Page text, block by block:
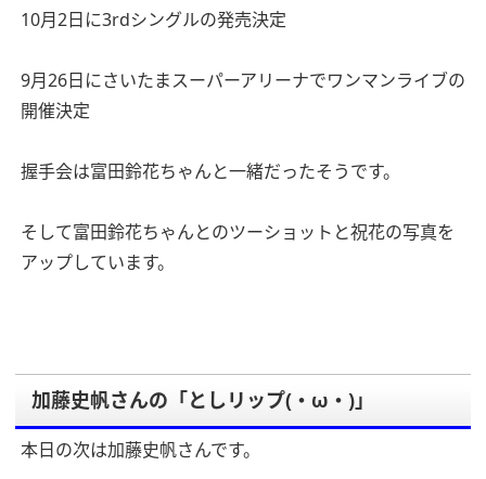
10月2日に3rdシングルの発売決定
9月26日にさいたまスーパーアリーナでワンマンライブの
開催決定
握手会は富田鈴花ちゃんと一緒だったそうです。
そして富田鈴花ちゃんとのツーショットと祝花の写真を
アップしています。
加藤史帆さんの「としリップ(・ω・)」
本日の次は加藤史帆さんです。